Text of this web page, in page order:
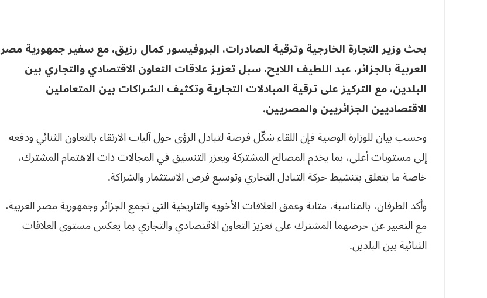
بحث وزير التجارة الخارجية وترقية الصادرات، البروفيسور كمال رزيق، مع سفير جمهورية مصر
العربية بالجزائر، عبد اللطيف اللايح، سبل تعزيز علاقات التعاون الاقتصادي والتجاري بين
البلدين، مع التركيز على ترقية المبادلات التجارية وتكثيف الشراكات بين المتعاملين
الاقتصاديين الجزائريين والمصريين.
وحسب بيان للوزارة الوصية فإن اللقاء شكّل فرصة لتبادل الرؤى حول آليات الارتقاء بالتعاون الثنائي ودفعه
إلى مستويات أعلى، بما يخدم المصالح المشتركة ويعزز التنسيق في المجالات ذات الاهتمام المشترك،
خاصة ما يتعلق بتنشيط حركة التبادل التجاري وتوسيع فرص الاستثمار والشراكة.
وأكد الطرفان، بالمناسبة، متانة وعمق العلاقات الأخوية والتاريخية التي تجمع الجزائر وجمهورية مصر العربية،
مع التعبير عن حرصهما المشترك على تعزيز التعاون الاقتصادي والتجاري بما يعكس مستوى العلاقات
الثنائية بين البلدين.